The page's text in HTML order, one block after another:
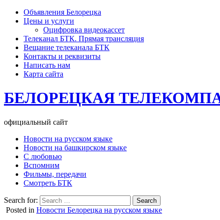
Объявления Белорецка
Цены и услуги
Оцифровка видеокассет
Телеканал БТК. Прямая трансляция
Вещание телеканала БТК
Контакты и реквизиты
Написать нам
Карта сайта
БЕЛОРЕЦКАЯ
официальный сайт
Новости на русском языке
Новости на башкирском языке
С любовью
Вспомним
Фильмы, передачи
Смотреть БТК
Search for:
Posted in Новости Белорецка на русском языке